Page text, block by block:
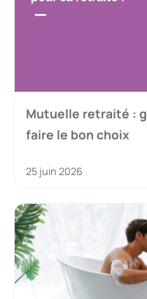
Mutuelle retraité :
faire le bon choix
25 juin 2026